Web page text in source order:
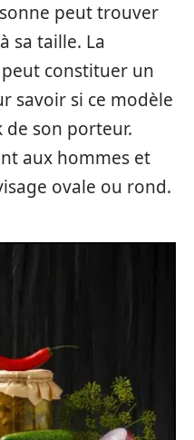
peut trouver
sa taille. La
constituer un
savoir si ce modèle
son porteur.
aux hommes et
ovale ou rond.